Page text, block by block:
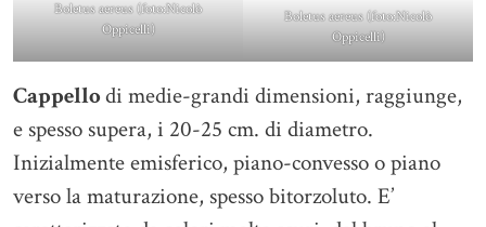
Boletus aereus (foto:Nicolò
Oppicelli)
Boletus aereus (foto:Nicolò
Oppicelli)
Cappellodi medie-grandi dimensioni, raggiunge,
e spesso supera, i 20-25 cm. di diametro.
Inizialmente emisferico, piano-convesso o piano
verso la maturazione, spesso bitorzoluto. E’